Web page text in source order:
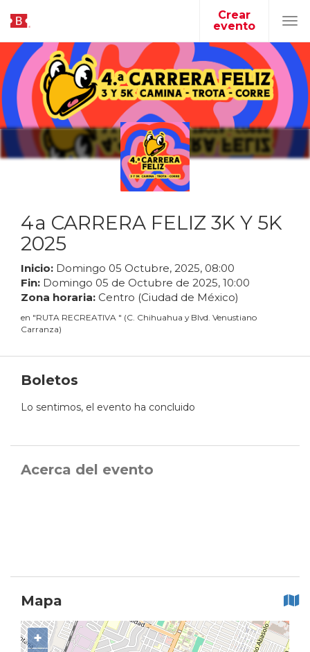
Crear
evento
4a CARRERA FELIZ 3K Y 5K
2025
Inicio: Domingo 05 Octubre, 2025, 08:00
Fin: Domingo 05 de Octubre de 2025, 10:00
Zona horaria: Centro (Ciudad de México)
en "RUTA RECREATIVA " (C. Chihuahua y Blvd. Venustiano
Carranza)
Boletos
Lo sentimos, el evento ha concluido
Acerca del evento
Mapa
+